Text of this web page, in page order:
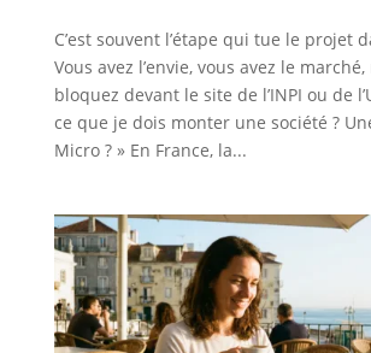
C’est souvent l’étape qui tue le projet
Vous avez l’envie, vous avez le
bloquez devant le site de l’INPI ou de
ce que je dois monter une société ?
Micro ? » En France, la...